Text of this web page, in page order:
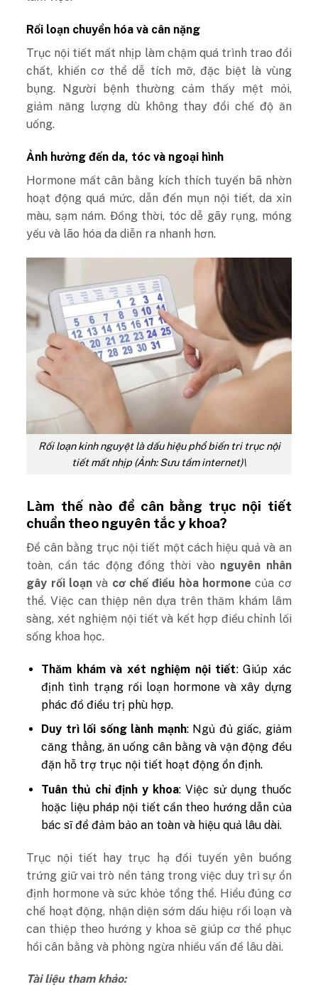
Rối loạn chuyển hóa và cân nặng
Trục nội tiết mất nhịp làm chậm quá trình trao đổi
chất, khiến cơ thể dễ tích mỡ, đặc biệt là vùng
bụng. Người bệnh thường cảm thấy mệt mỏi,
giảm năng lượng dù không thay đổi chế độ ăn
uống.
Ảnh hưởng đến da, tóc và ngoại hình
Hormone mất cân bằng kích thích tuyến bã nhờn
hoạt động quá mức, dẫn đến mụn nội tiết, da xỉn
màu, sạm nám. Đồng thời, tóc dễ gãy rụng, móng
yếu và lão hóa da diễn ra nhanh hơn.
Rối loạn kinh nguyệt là dấu hiệu phổ biến tri trục nội
tiết mất nhịp (Ảnh: Sưu tầm internet)\
Làm thế nào để cân bằng trục nội tiết
chuẩn theo nguyên tắc y khoa?
Để cân bằng trục nội tiết một cách hiệu quả và an
toàn, cần tác động đồng thời vào nguyên nhân
gây rối loạn và cơ chế điều hòa hormone của cơ
thể. Việc can thiệp nên dựa trên thăm khám lâm
sàng, xét nghiệm nội tiết và kết hợp điều chỉnh lối
sống khoa học.
Thăm khám và xét nghiệm nội tiết: Giúp xác
định tình trạng rối loạn hormone và xây dựng
phác đồ điều trị phù hợp.
Duy trì lối sống lành mạnh: Ngủ đủ giấc, giảm
căng thẳng, ăn uống cân bằng và vận động đều
đặn hỗ trợ trục nội tiết hoạt động ổn định.
Tuân thủ chỉ định y khoa: Việc sử dụng thuốc
hoặc liệu pháp nội tiết cần theo hướng dẫn của
bác sĩ để đảm bảo an toàn và hiệu quả lâu dài.
Trục nội tiết hay trục hạ đồi tuyến yên buồng
trứng giữ vai trò nền tảng trong việc duy trì sự ổn
định hormone và sức khỏe tổng thể. Hiểu đúng cơ
chế hoạt động, nhận diện sớm dấu hiệu rối loạn và
can thiệp theo hướng y khoa sẽ giúp cơ thể phục
hồi cân bằng và phòng ngừa nhiều vấn đề lâu dài.
Tài liệu tham khảo: